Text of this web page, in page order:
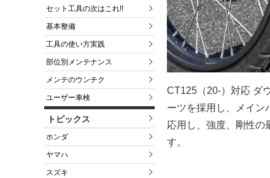
セット工具の次はこれ!!
基本整備
工具の使い方実践
部位別メンテナンス
メンテのウンチク
ユーザー車検
トピックス
ホンダ
ヤマハ
スズキ
CT125（20-）対応 ダ
ーツを採用し、メイン
応用し、強度、剛性の
す。